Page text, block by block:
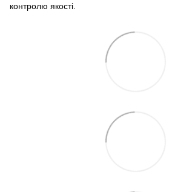
контролю якості.